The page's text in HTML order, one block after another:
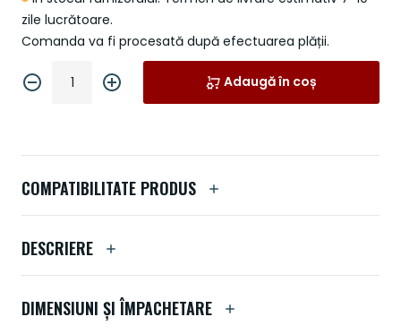
zile lucrătoare.
Comanda va fi procesată după efectuarea plății.
Adaugă în coș
COMPATIBILITATE PRODUS
DESCRIERE
DIMENSIUNI ȘI ÎMPACHETARE